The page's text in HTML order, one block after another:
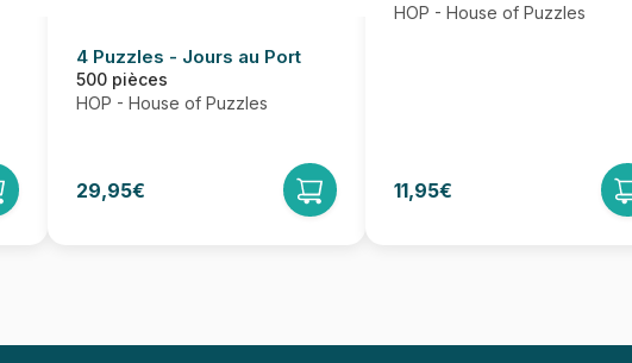
4 Puzzles - Jours au Port
500 pièces
HOP - House of Puzzles
29,95€
HOP - House of Puzzles
11,95€